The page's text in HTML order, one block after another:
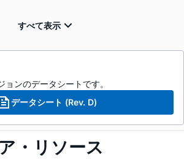
ンのデータシートです。
データシート (Rev. D)
・リソース